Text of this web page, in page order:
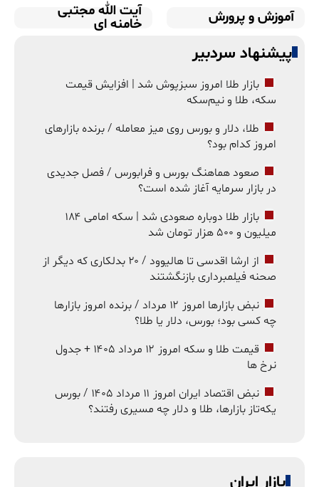
آموزش و پرورش
آیت الله مجتبی
خامنه ای
پیشنهاد سردبیر
بازار طلا امروز سبزپوش شد | افزایش قیمت
سکه، طلا و نیم‌سکه
طلا، دلار و بورس روی میز معامله / برنده بازارهای
امروز کدام بود؟
صعود هماهنگ بورس و فرابورس / فصل جدیدی
در بازار سرمایه آغاز شده است؟
بازار طلا دوباره صعودی شد | سکه امامی ۱۸۴
میلیون و ۵۰۰ هزار تومان شد
از ارشا اقدسی تا هالیوود / ۲۰ بدلکاری که دیگر از
صحنه فیلمبرداری بازنگشتند
نبض بازارها امروز ۱۲ مرداد / برنده امروز بازارها
چه کسی بود؛ بورس، دلار یا طلا؟
قیمت طلا و سکه امروز ۱۲ مرداد ۱۴۰۵ + جدول
نرخ ها
نبض اقتصاد ایران امروز ۱۱ مرداد ۱۴۰۵ / بورس
یکه‌تاز بازارها، طلا و دلار چه مسیری رفتند؟
بازار ایران